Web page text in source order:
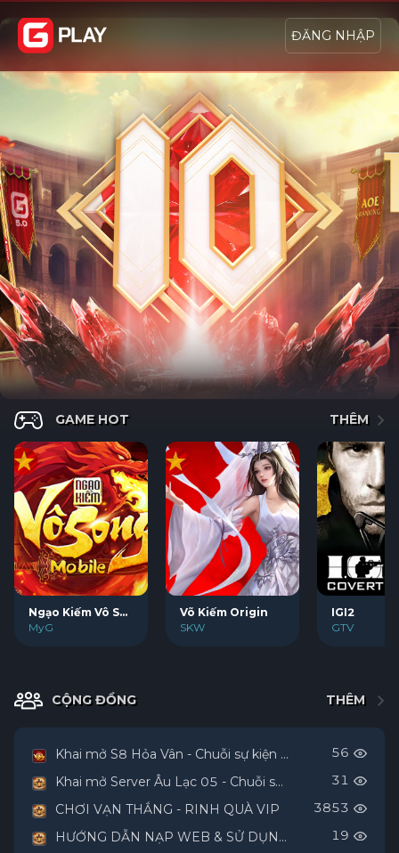
ĐĂNG NHẬP
GPlay - Nền tảng game cộng đồng và kho game Việt
GAME HOT THÊM
Ngạo Kiếm Vô Song
MyG
Võ Kiếm Origin
SKW
IGI2
GTV
Bejeweled
GTV
CỘNG ĐỒNG THÊM
Khai mở S8 Hỏa Vân - Chuỗi sự kiện tuyệt đỉnh rinh VIP GPlay
56
Khai mở Server Âu Lạc 05 - Chuỗi sự kiện độc quyền GPlay lên tới 10 triệu đồng
31
CHƠI VẠN THẮNG - RINH QUÀ VIP
3853
HƯỚNG DẪN NẠP WEB & SỬ DỤNG KIM BÀI
19